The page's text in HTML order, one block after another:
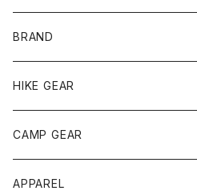
BRAND
andwander
ANOBA
AO COOLERS
HIKE GEAR
テント、シェルター
バックパック
CAMP GEAR
テント、タープ
APPAREL